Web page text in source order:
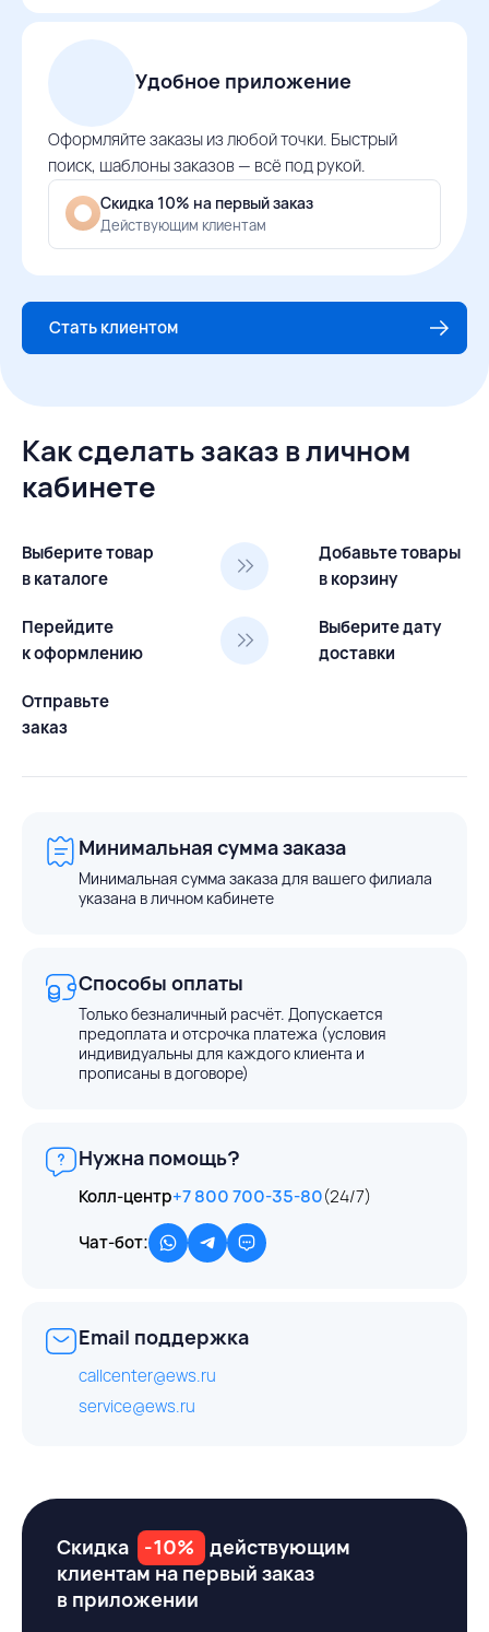
Удобное приложение
Оформляйте заказы из любой точки. Быстрый
поиск, шаблоны заказов — всё под рукой.
Скидка 10% на первый заказ
Действующим клиентам
Стать клиентом
Как сделать заказ в личном
кабинете
Выберите товар
в каталоге
Добавьте товары
в корзину
Перейдите
к оформлению
Выберите дату
доставки
Отправьте
заказ
Минимальная сумма заказа
Минимальная сумма заказа для вашего филиала
указана в личном кабинете
Способы оплаты
Только безналичный расчёт. Допускается
предоплата и отсрочка платежа (условия
индивидуальны для каждого клиента и
прописаны в договоре)
Нужна помощь?
Колл-центр+7 800 700-35-80(24/7)
Чат-бот:
Email поддержка
callcenter@ews.ru
service@ews.ru
Скидка -10%
действующим
клиентам на первый заказ
в приложении